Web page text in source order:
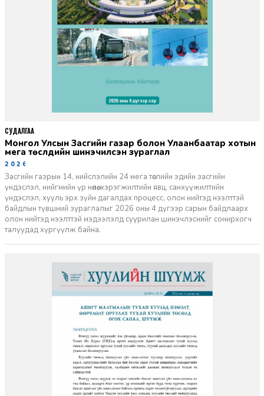
Монгол Улсын Засгийн газар болон Улаанбаатар хотын
мега төслүүдийн шинэчилсэн зураглал
2026-06-29
Засгийн газрын 14, нийслэлийн 24 мега төслийн эдийн засгийн
үндэслэл, нийгмийн үр нөлөө, хэрэгжилтийн явц, санхүүжилтийн
үндэслэл, хууль эрх зүйн дагалдах процесс, олон нийтэд нээлттэй
байдлын түвшний зураглалыг 2026 оны 4 дүгээр сарын байдлаарх
олон нийтэд нээлттэй мэдээлэлд суурилан шинэчлэснийг сонирхогч
талуудад хүргүүлж байна.
СУДАЛГАА